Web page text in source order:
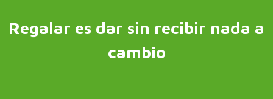
Regalar es dar sin recibir nada a
cambio